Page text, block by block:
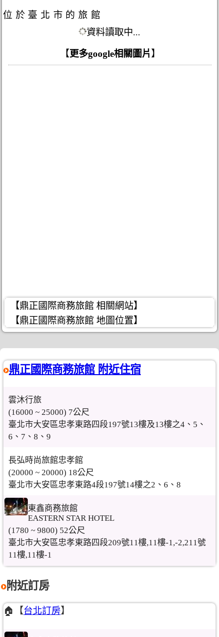
位於臺北市的旅館
資料讀取中...
【更多google相關圖片】
【鼎正國際商務旅館 相關網站】
【鼎正國際商務旅館 地圖位置】
鼎正國際商務旅館 附近住宿
雲沐行旅
(16000 ~ 25000) 7公尺
臺北市大安區忠孝東路四段197號13樓及13樓之4、5、
6、7、8、9
長弘時尚旅館忠孝館
(20000 ~ 20000) 18公尺
臺北市大安區忠孝東路4段197號14樓之2、6、8
東鑫商務旅館
EASTERN STAR HOTEL
(1780 ~ 9800) 52公尺
臺北市大安區忠孝東路四段209號11樓,11樓-1,-2,211號
11樓,11樓-1
附近訂房
🏠【台北訂房】